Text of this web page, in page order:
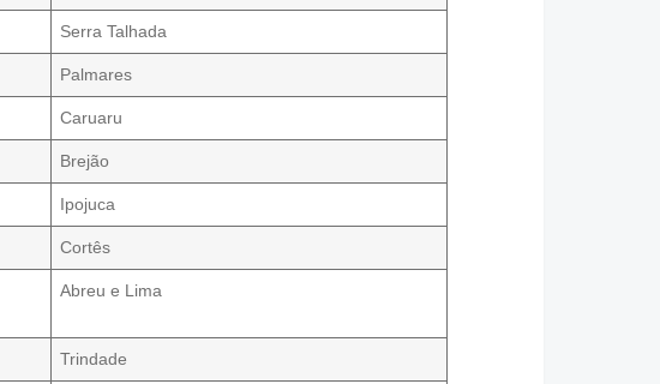
Serra Talhada
Palmares
Caruaru
Brejão
Ipojuca
Cortês
Abreu e Lima
Trindade